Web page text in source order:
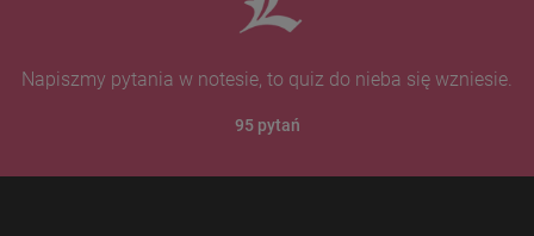
Napiszmy pytania w notesie, to quiz do nieba się wzniesie.
95 pytań